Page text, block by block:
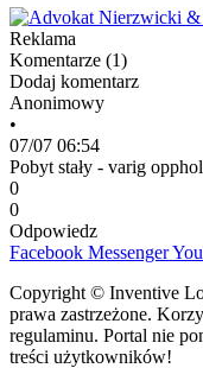
Reklama
Komentarze (1)
Dodaj komentarz
Anonimowy
•
07/07 06:54
Pobyt stały - varig
0
0
Odpowiedz
Facebook Messenger
Copyright © Inventive
prawa zastrzeżone.
regulaminu. Portal nie
treści użytkowników!